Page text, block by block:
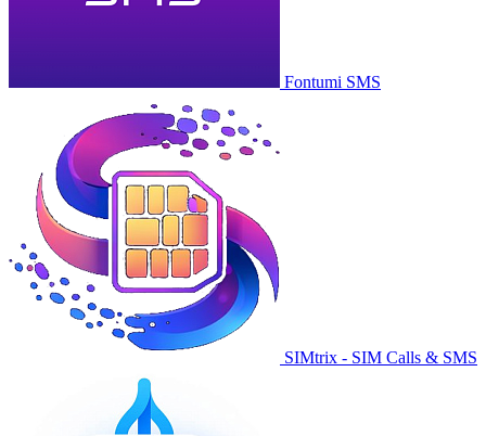
Fontumi SMS
SIMtrix - SIM Calls & SMS